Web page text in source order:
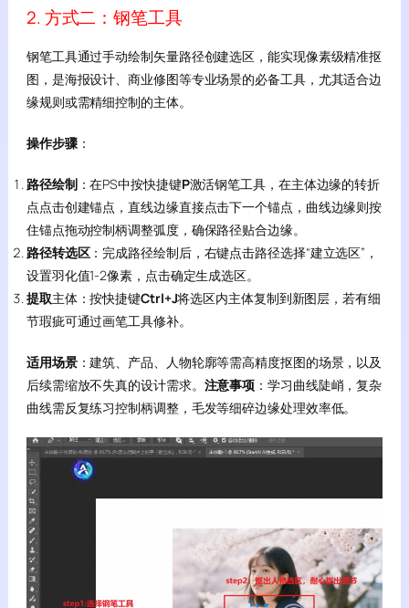
2. 方式二：钢笔工具
钢笔工具通过手动绘制矢量路径创建选区，能实现像素级精准抠
图，是海报设计、商业修图等专业场景的必备工具，尤其适合边
缘规则或需精细控制的主体。
操作步骤：
路径绘制：在PS中按快捷键P激活钢笔工具，在主体边缘的转折
点点击创建锚点，直线边缘直接点击下一个锚点，曲线边缘则按
住锚点拖动控制柄调整弧度，确保路径贴合边缘。
路径转选区：完成路径绘制后，右键点击路径选择“建立选区”，
设置羽化值1-2像素，点击确定生成选区。
提取主体：按快捷键Ctrl+J将选区内主体复制到新图层，若有细
节瑕疵可通过画笔工具修补。
适用场景：建筑、产品、人物轮廓等需高精度抠图的场景，以及
后续需缩放不失真的设计需求。 注意事项 ：学习曲线陡峭，复杂
曲线需反复练习控制柄调整，毛发等细碎边缘处理效率低。